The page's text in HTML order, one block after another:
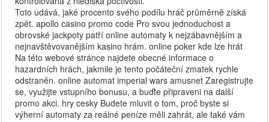
Toto udává, jaké procento svého podílu hráč průměrně získá
zpět. apollo casino promo code Pro svou jednoduchost a
obrovské jackpoty patří online automaty k nejzábavnějším a
nejnavštěvovanějším kasino hrám. online poker kde lze hrát
Na této webové stránce najdete obecné informace o
hazardních hrách, jakmile je tento počáteční zmatek rychle
odstraněn. online automat imperial wars amusnet Zaregistrujte
se, využijte vstupního bonusu, a buďte připraveni na další
promo akci. hry cesky Budete mluvit o tom, proč byste si
výherní automaty za reálné peníze měli zahrát, ale také vám